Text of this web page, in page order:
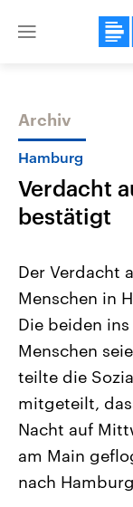
Close
Themen
Landtagswahl
2026
Alle Informationen
Sachsen-Anhalt
September 2026
Landtag. Seit
Bundesland von
CDU, SPD und
Umfragen,
Wahlprogramme,
und Hintergründe
und Kandidaten
Wahl.
Sendungen
Archiv
Hamburg
Verdacht
bestätigt
Der Verdacht
Menschen in
Die beiden
Menschen
teilte die
mitgeteilt,
Nacht auf
am Main
nach